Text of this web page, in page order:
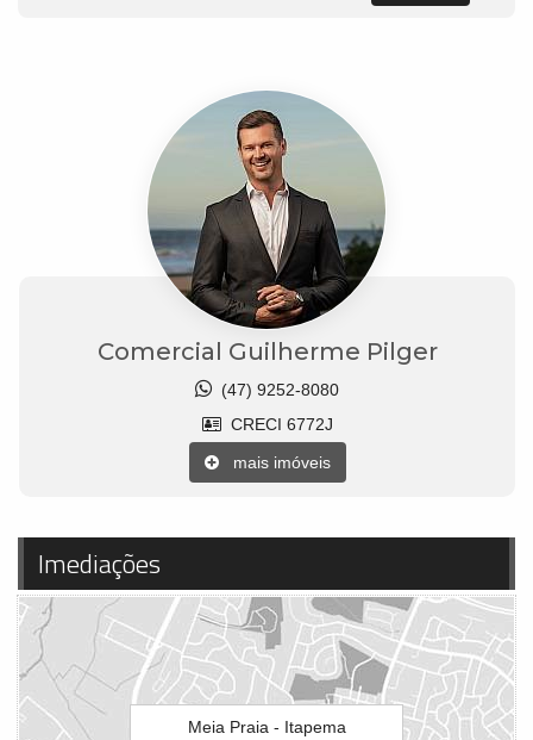
Comercial Guilherme Pilger
(47) 9252-8080
CRECI 6772J
mais imóveis
Imediações
Meia Praia - Itapema